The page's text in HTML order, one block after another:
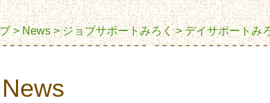
>News>ジョブサポートみろく> デイサポートみ
News